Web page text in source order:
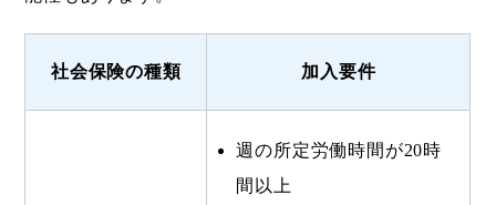
社会保険の種類 加入要件
週の所定労働時間が20時
間以上